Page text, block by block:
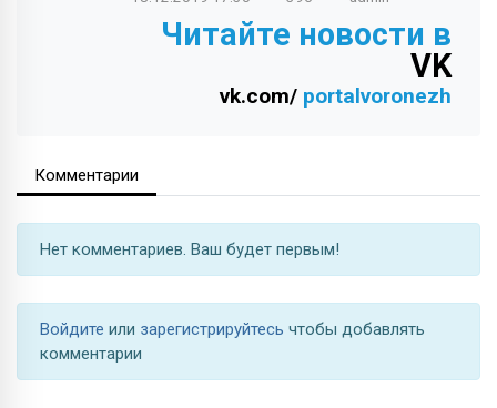
Читайте новости в
VK
vk.com/ portalvoronezh
Комментарии
Нет комментариев. Ваш будет первым!
Войдите или зарегистрируйтесь чтобы добавлять
комментарии